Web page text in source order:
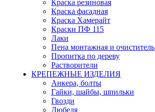
Краска резиновая
Краска фасадная
Краска Хамерайт
Краски ПФ 115
Лаки
Пена монтажная и очиститель
Пропитка по дереву
Растворители
КРЕПЕЖНЫЕ ИЗДЕЛИЯ
Анкера, болты
Гайки, шайбы, шпильки
Гвозди
Дюбеля